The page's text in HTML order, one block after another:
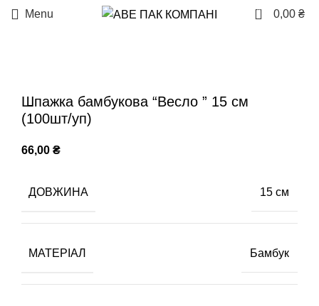
Menu 0 0,00 ₴
Шпажка бамбукова “Весло ” 15 см
(100шт/уп)
66,00 ₴
ДОВЖИНА 15 см
МАТЕРІАЛ Бамбук